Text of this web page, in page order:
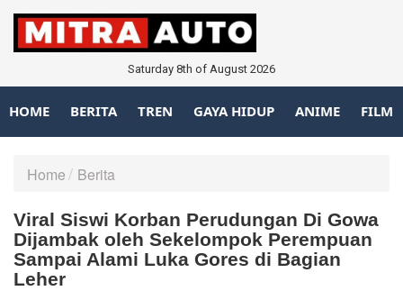
Saturday 8th of August 2026
HOME BERITA TREN GAYA HIDUP ANIME FILM
Home Berita
Viral Siswi Korban Perudungan Di Gowa
Dijambak oleh Sekelompok Perempuan
Sampai Alami Luka Gores di Bagian
Leher